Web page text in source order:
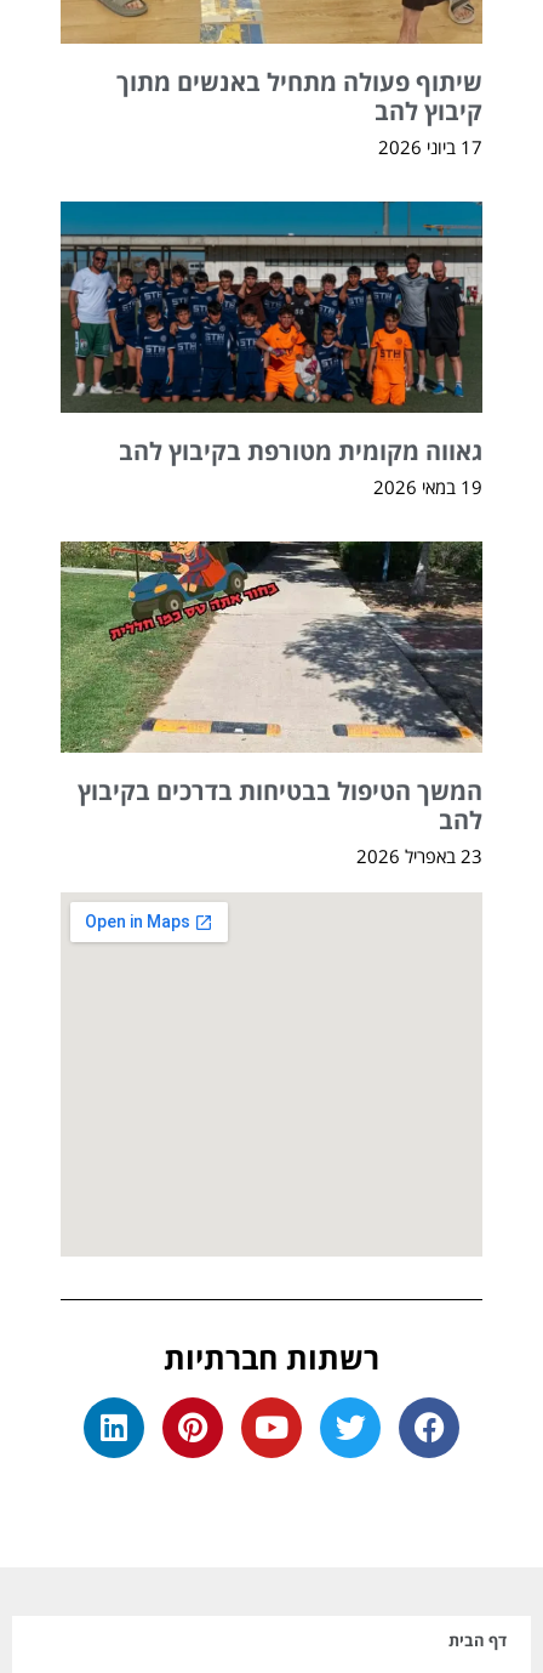
שיתוף פעולה מתחיל באנשים מתוך
קיבוץ להב
17 ביוני 2026
גאווה מקומית מטורפת בקיבוץ להב
19 במאי 2026
המשך הטיפול בבטיחות בדרכים בקיבוץ
להב
23 באפריל 2026
רשתות חברתיות
דף הבית